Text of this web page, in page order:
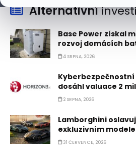
Alternativní
Base Power získal
rozvoj domácích
4 SRPNA, 2026
dosáhl valuace 2
2 SRPNA, 2026
Lamborghini
exkluzivním
31 ČERVENCE, 2026